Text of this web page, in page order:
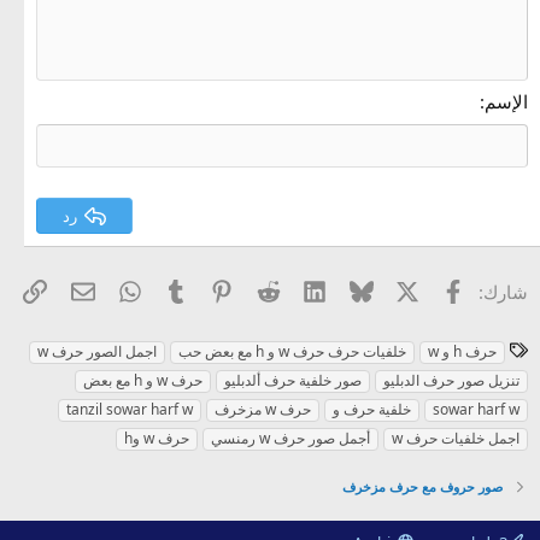
18
22
Tahoma
Times New Roman
عنوان 2
عنوان 3
الإسم
رد
شارك: فيسبوك Bluesky
LinkedIn
Reddit
Pinterest
Tumblr
WhatsApp
البريد
ا
ل
و
س
و
حرف h و w خلفيات حرف حرف w و h مع بعض حب
اجمل الصور حرف w
تنزيل صور حرف الدبليو
صور خلفية حرف ألدبليو
حرف w و h مع بعض
sowar harf w
خلفية حرف و حرف w مزخرف
tanzil sowar harf w
اجمل خلفيات حرف w
أجمل صور حرف w رمنسي حرف w وh
صور حروف مع حرف مزخرف